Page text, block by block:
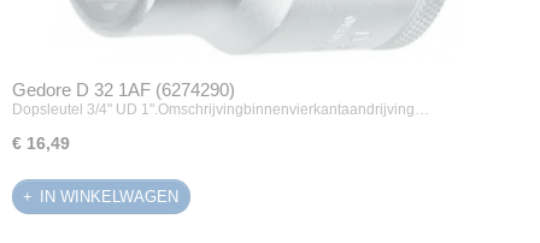
Gedore D 32 1AF (6274290)
Dopsleutel 3/4" UD 1".Omschrijvingbinnenvierkantaandrijving…
€ 16,49
IN WINKELWAGEN